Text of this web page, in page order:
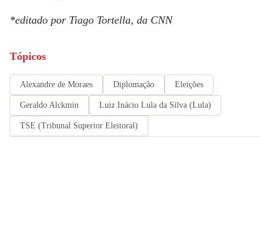
*editado por Tiago Tortella, da CNN
Tópicos
Alexandre de Moraes Diplomação Eleições
Geraldo Alckmin Luiz Inácio Lula da Silva (Lula)
TSE (Tribunal Superior Eleitoral)